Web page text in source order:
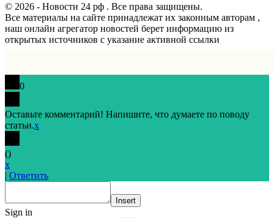
© 2026 - Новости 24 рф . Все права защищены.
Все материалы на сайте принадлежат их законным авторам ,
наш онлайн агрегатор новостей берет информацию из
открытых источников с указание активной ссылки
0
Оставьте комментарий! Напишите, что думаете по поводу
статьи.x
()
x
| Ответить
Insert
Sign in